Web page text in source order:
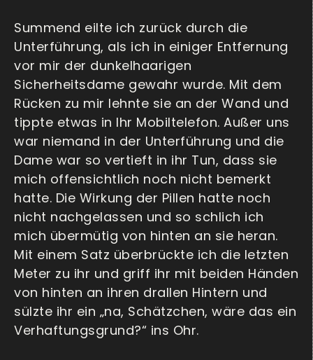
Summend eilte ich zurück durch die
Unterführung, als ich in einiger Entfernung
vor mir der dunkelhaarigen
Sicherheitsdame gewahr wurde. Mit dem
Rücken zu mir lehnte sie an der Wand und
tippte etwas in Ihr Mobiltelefon. Außer uns
war niemand in der Unterführung und die
Dame war so vertieft in ihr Tun, dass sie
mich offensichtlich noch nicht bemerkt
hatte. Die Wirkung der Pillen hatte noch
nicht nachgelassen und so schlich ich
mich übermütig von hinten an sie heran.
Mit einem Satz überbrückte ich die letzten
Meter zu ihr und griff ihr mit beiden Händen
von hinten an ihren drallen Hintern und
sülzte ihr ein „na, Schätzchen, wäre das ein
Verhaftungsgrund?“ ins Ohr.